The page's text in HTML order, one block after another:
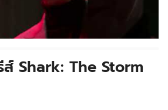
ส์ Shark: The Storm